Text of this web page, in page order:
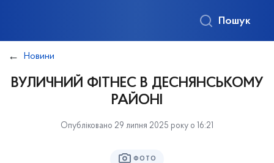
Пошук
Новини
ВУЛИЧНИЙ ФІТНЕС В ДЕСНЯНСЬКОМУ
РАЙОНІ
Опубліковано 29 липня 2025 року о 16:21
ФОТО